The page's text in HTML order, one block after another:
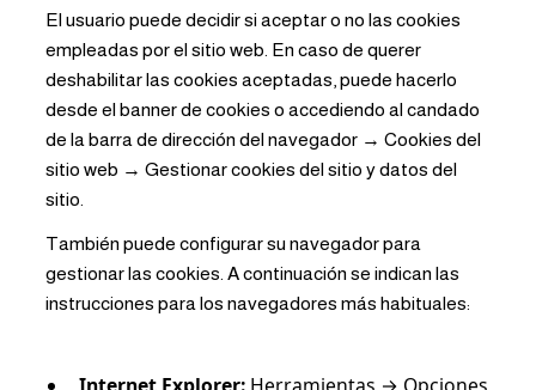
El usuario puede decidir si aceptar o no las cookies
empleadas por el sitio web. En caso de querer
deshabilitar las cookies aceptadas, puede hacerlo
desde el banner de cookies o accediendo al candado
de la barra de dirección del navegador → Cookies del
sitio web → Gestionar cookies del sitio y datos del
sitio.
También puede configurar su navegador para
gestionar las cookies. A continuación se indican las
instrucciones para los navegadores más habituales: